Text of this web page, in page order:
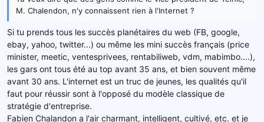
M. Chalendon, n'y connaissent rien à l'Internet ?
Si tu prends tous les succès planétaires du web (FB, google,
ebay, yahoo, twitter...) ou même les mini succès français (price
minister, meetic, ventesprivees, rentabiliweb, vdm, mabimbo....),
les gars ont tous été au top avant 35 ans, et bien souvent même
avant 30 ans. L'internet est un truc de jeunes, les qualités qu'il
faut pour réussir sont à l'opposé du modèle classique de
stratégie d'entreprise.
Fabien Chalandon a l'air charmant, intelligent, cultivé, etc. et je